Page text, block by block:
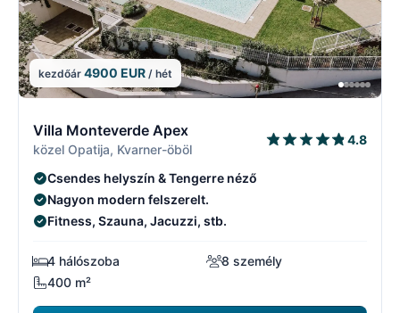
kezdőár 4900 EUR / hét
Villa Monteverde Apex
közel Opatija, Kvarner-öböl
4.8
Csendes helyszín & Tengerre néző
Nagyon modern felszerelt.
Fitness, Szauna, Jacuzzi, stb.
4 hálószoba
8 személy
400 m²